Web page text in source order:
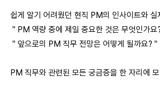
쉽게 알기 어려웠던 현직 PM의 인사이트와 실
" PM 역량 중에 제일 중요한 것은 무엇인가요
" 앞으로의 PM 직무 전망은 어떻게 될까요? "
PM 직무와 관련된 모든 궁금증을 한 자리에